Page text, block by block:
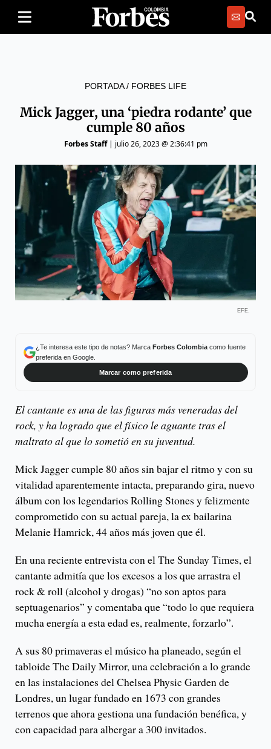
PORTADA/ FORBES LIFE
Mick Jagger, una ‘piedra rodante’ que
cumple 80 años
Forbes Staff| julio 26, 2023 @ 2:36:41 pm
EFE.
¿Te interesa este tipo de notas? Marca Forbes Colombiacomo fuente
preferida en Google.
Marcar como preferida
El cantante es una de las figuras más veneradas del
rock, y ha logrado que el físico le aguante tras el
maltrato al que lo sometió en su juventud.
Mick Jagger cumple 80 años sin bajar el ritmo y con su
vitalidad aparentemente intacta, preparando gira, nuevo
álbum con los legendarios Rolling Stones y felizmente
comprometido con su actual pareja, la ex bailarina
Melanie Hamrick, 44 años más joven que él.
En una reciente entrevista con el The Sunday Times, el
cantante admitía que los excesos a los que arrastra el
rock & roll (alcohol y drogas) “no son aptos para
septuagenarios” y comentaba que “todo lo que requiera
mucha energía a esta edad es, realmente, forzarlo”.
A sus 80 primaveras el músico ha planeado, según el
tabloide The Daily Mirror, una celebración a lo grande
en las instalaciones del Chelsea Physic Garden de
Londres, un lugar fundado en 1673 con grandes
terrenos que ahora gestiona una fundación benéfica, y
con capacidad para albergar a 300 invitados.